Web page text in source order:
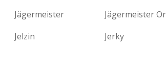
Jägermeister
Jägermeister
Jelzin
Jerky